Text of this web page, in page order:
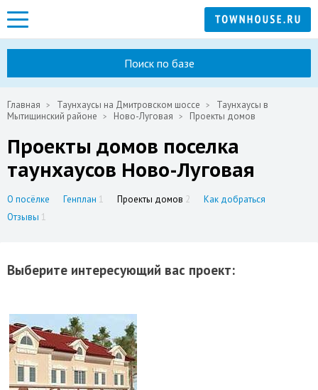
Поиск по базе
Главная Таунхаусы на Дмитровском шоссе
Таунхаусы в
Мытищинский районе
Ново-Луговая Проекты домов
Проекты домов поселка
таунхаусов Ново-Луговая
О посёлке Генплан 1 Проекты домов 2
Как добраться
Отзывы 1
Выберите интересующий вас проект: